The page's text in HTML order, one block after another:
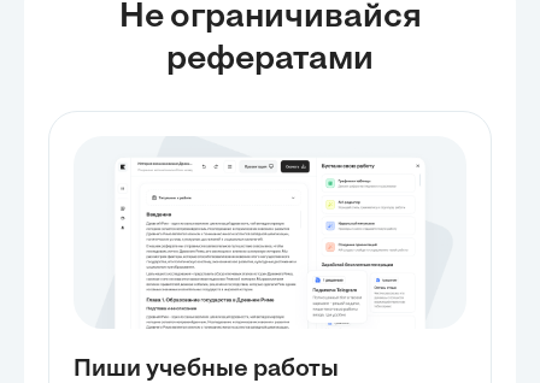
Не ограничивайся
рефератами
Пиши учебные работы